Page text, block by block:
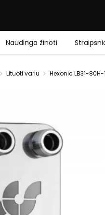
Naudinga žinoti
Lituoti variu Hexonic LB31-